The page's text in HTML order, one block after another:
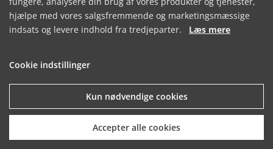
SE RELATEREDE ARTIKLER
CHRISTIAN 4 OG PÅ SPORET AF
ROSKILDEFREDEN
PERSPEKTIV
hjælpe med vores salgsfremmende og marketingsmæssige
indsats og levere indhold fra tredjeparter. Læs mere
Cookie indstillinger
Kun nødvendige cookies
Accepter alle cookies